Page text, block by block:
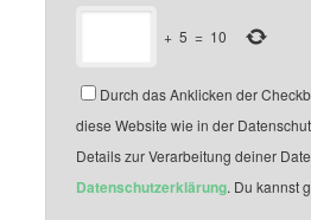
+ 5 = 10
Durch das Anklicken der
diese Website wie in der
Details zur Verarbeitung deiner
Datenschutzerklärung. Du kannst